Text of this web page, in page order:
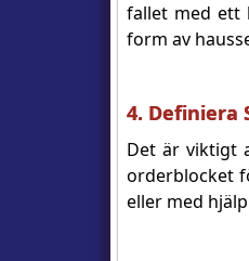
fallet med ett
form av
4. Definiera
Det är viktigt
orderblocket
eller med